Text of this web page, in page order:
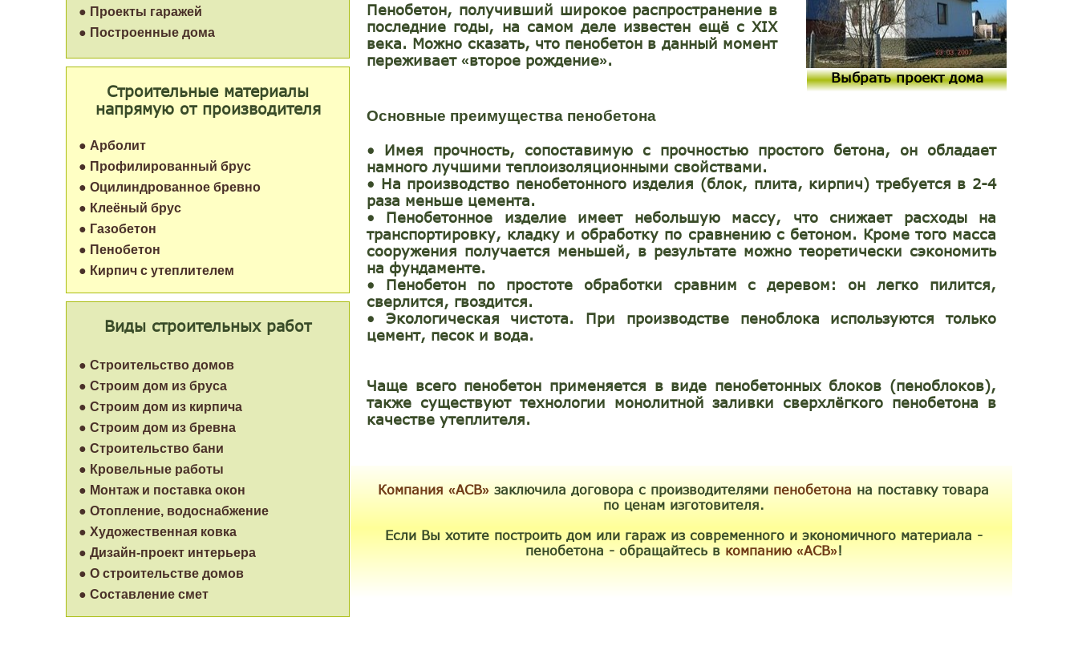
Виды строительных работ
● Строительство домов
● Строим дом из бруса
● Строим дом из кирпича
● Строим дом из бревна
● Строительство бани
● Кровельные работы
● Монтаж и поставка окон
● Отопление, водоснабжение
● Художественная ковка
● Дизайн-проект интерьера
● О строительстве домов
● Составление смет
● Проекты гаражей
● Построенные дома
Строительные материалы
напрямую от производителя
● Арболит
● Профилированный брус
● Оцилиндрованное бревно
● Клеёный брус
● Газобетон
● Пенобетон
● Кирпич с утеплителем
Пенобетон, получивший широкое распространение в
последние годы, на самом деле известен ещё с XIX
века. Можно сказать, что пенобетон в данный момент
переживает «второе рождение».
Выбрать проект дома
Компания «АСВ» заключила договора с производителями пенобетона на поставку товара
по ценам изготовителя.
Если Вы хотите построить дом или гараж из современного и экономичного материала -
пенобетона - обращайтесь в компанию «АСВ»!
Основные преимущества пенобетона
•
Имея прочность, сопоставимую с прочностью простого бетона, он обладает
намного лучшими теплоизоляционными свойствами.
• На производство пенобетонного изделия (блок, плита, кирпич) требуется в 2-4
раза меньше цемента.
•
Пенобетонное изделие имеет небольшую массу, что снижает расходы на
транспортировку, кладку и обработку по сравнению с бетоном. Кроме того масса
сооружения получается меньшей, в результате можно теоретически сэкономить
на фундаменте.
•
Пенобетон по простоте обработки сравним с деревом: он легко пилится,
сверлится, гвоздится.
•
Экологическая чистота. При производстве пеноблока используются только
цемент, песок и вода.
Чаще всего пенобетон применяется в виде пенобетонных блоков (пеноблоков),
также существуют технологии монолитной заливки сверхлёгкого пенобетона в
качестве утеплителя.